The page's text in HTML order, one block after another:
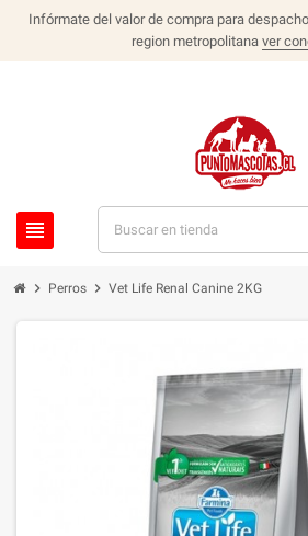
Infórmate del valor de compra para
region metropolitana ver
view_headline
chevron_right Perros chevron_right Vet Life Renal Canine 2KG